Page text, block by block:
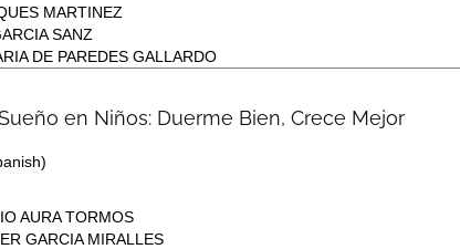
MARTINEZ
SANZ
DE PAREDES GALLARDO
en Niños: Duerme Bien, Crece Mejor
AURA TORMOS
GARCIA MIRALLES